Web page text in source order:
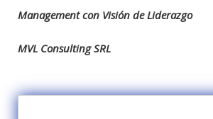
Management con Visión de Liderazgo
MVL Consulting SRL